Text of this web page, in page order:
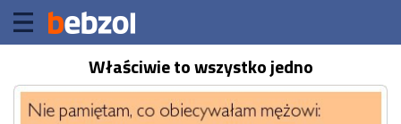
Właściwie to wszystko jedno